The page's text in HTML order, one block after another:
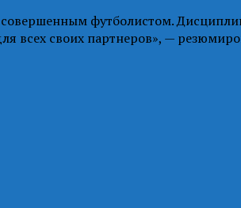
футболистом.
всех своих партнеров», —